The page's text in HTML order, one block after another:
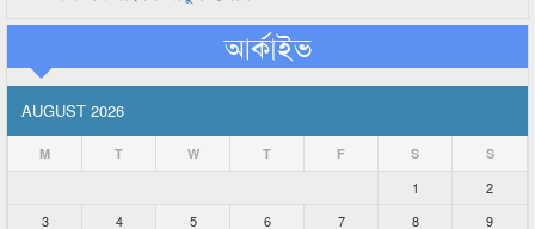
আর্কাইভ
AUGUST 2026
M T W T F S S
1
2
3
4 5 6 7 8 9